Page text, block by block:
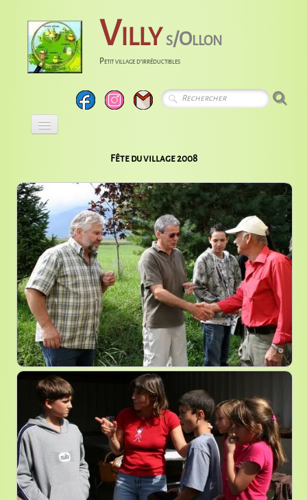
Villy s/Ollon
Petit village d'irréductibles
Calendrier
Albums
Entreprises
Histoire
Liens
Fête du village 2008